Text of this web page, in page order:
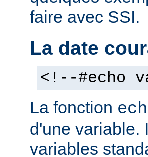
faire avec SSI.
La date
<!--#echo
La fonction
d'une variable.
variables